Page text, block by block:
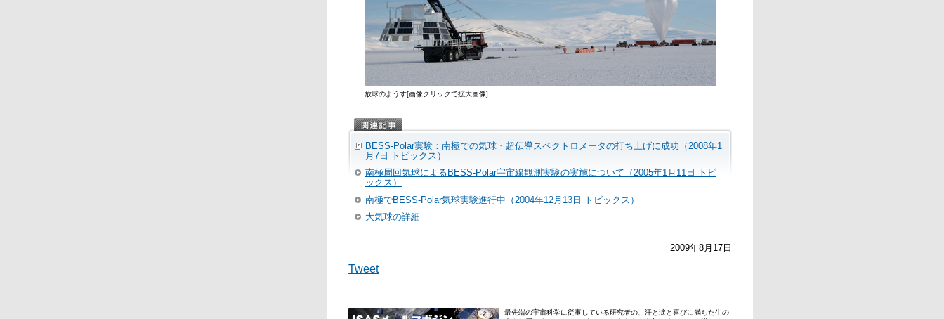
放球のようす[画像クリックで拡大画像]
BESS-Polar実験：南極での気球・超伝導スペクトロメータの打ち上げに成功（2008年1
月7日 トピックス）
南極周回気球によるBESS-Polar宇宙線観測実験の実施について（2005年1月11日 トピ
ックス）
南極でBESS-Polar気球実験進行中（2004年12月13日 トピックス）
大気球の詳細
2009年8月17日
Tweet
最先端の宇宙科学に従事している研究者の、汗と涙と喜びに満ちた生の